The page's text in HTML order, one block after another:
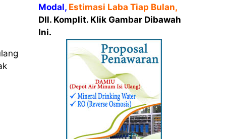
Modal, Estimasi Laba Tiap Bulan,
Dll. Komplit. Klik Gambar Dibawah
Ini.